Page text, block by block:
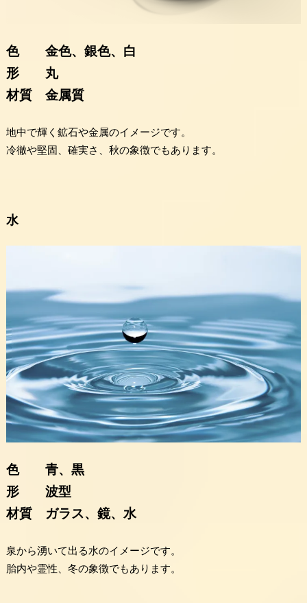
色 金色、銀色、白
形 丸
材質 金属質
地中で輝く鉱石や金属のイメージです。
冷徹や堅固、確実さ、秋の象徴でもあります。
水
色 青、黒
形 波型
材質 ガラス、鏡、水
泉から湧いて出る水のイメージです。
胎内や霊性、冬の象徴でもあります。